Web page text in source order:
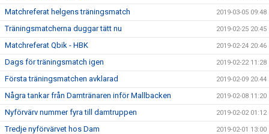
Matchreferat helgens träningsmatch 2019-03-05 09:48
Träningsmatcherna duggar tätt nu 2019-02-25 20:45
Matchreferat Qbik - HBK 2019-02-24 20:46
Dags för träningsmatch igen 2019-02-22 11:28
Första träningsmatchen avklarad 2019-02-09 20:44
Några tankar från Damtränaren inför Mallbacken 2019-02-08 11:20
Nyförvärv nummer fyra till damtruppen 2019-02-02 01:12
Tredje nyförvärvet hos Dam 2019-02-01 13:00